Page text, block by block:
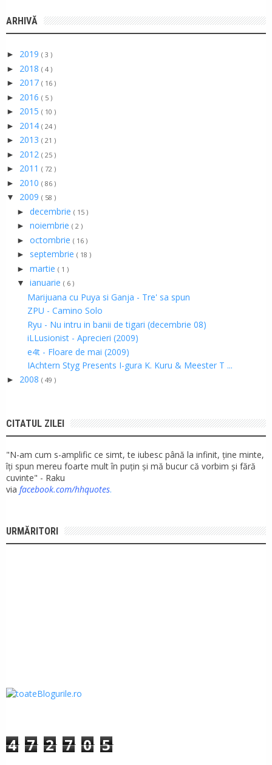
ARHIVĂ
► 2019 ( 3 )
► 2018 ( 4 )
► 2017 ( 16 )
► 2016 ( 5 )
► 2015 ( 10 )
► 2014 ( 24 )
► 2013 ( 21 )
► 2012 ( 25 )
► 2011 ( 72 )
► 2010 ( 86 )
▼ 2009 ( 58 )
► decembrie ( 15 )
► noiembrie ( 2 )
► octombrie ( 16 )
► septembrie ( 18 )
► martie ( 1 )
▼ ianuarie ( 6 )
Marijuana cu Puya si Ganja - Tre' sa spun
ZPU - Camino Solo
Ryu - Nu intru in banii de tigari (decembrie 08)
iLLusionist - Aprecieri (2009)
e4t - Floare de mai (2009)
IAchtern Styg Presents I-gura K. Kuru & Meester T ...
► 2008 ( 49 )
CITATUL ZILEI
"N-am cum s-amplific ce simt, te iubesc până la infinit, ține minte,
îți spun mereu foarte mult în puțin și mă bucur că vorbim și fără
cuvinte" - Raku
via facebook.com/hhquotes.
URMĂRITORI
4 7 2 7 0 5